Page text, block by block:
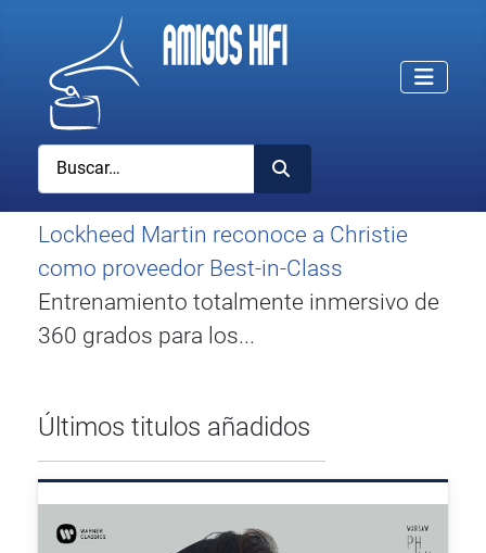
Buscar
Lockheed Martin reconoce a Christie
como proveedor Best-in-Class
Entrenamiento totalmente inmersivo de
360 grados para los...
Últimos titulos añadidos